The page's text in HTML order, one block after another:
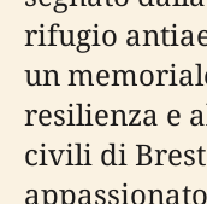
rifugio
un
resilienza e
civili di